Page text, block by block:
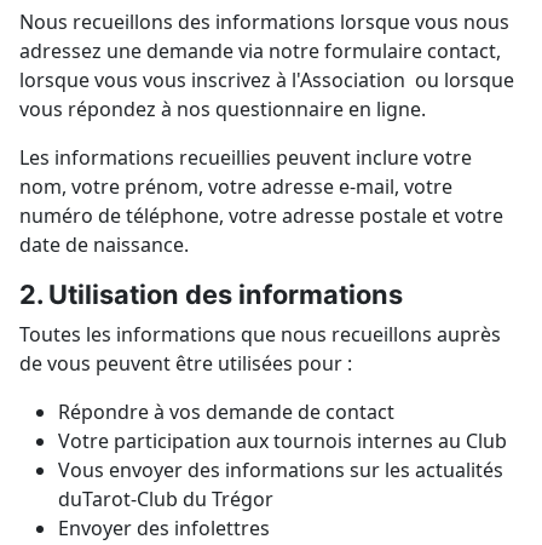
Nous recueillons des informations lorsque vous nous
adressez une demande via notre formulaire contact,
lorsque vous vous inscrivez à l'Association ou lorsque
vous répondez à nos questionnaire en ligne.
Les informations recueillies peuvent inclure votre
nom, votre prénom, votre adresse e-mail, votre
numéro de téléphone, votre adresse postale et votre
date de naissance.
2. Utilisation des informations
Toutes les informations que nous recueillons auprès
de vous peuvent être utilisées pour :
Répondre à vos demande de contact
Votre participation aux tournois internes au Club
Vous envoyer des informations sur les actualités
duTarot-Club du Trégor
Envoyer des infolettres